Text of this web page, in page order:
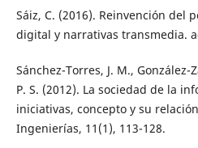
Sáiz, C. (2016). Reinvención del
digital y narrativas transmedia.
Sánchez-Torres, J. M.,
P. S. (2012). La sociedad de la
iniciativas, concepto y su
Ingenierías, 11(1), 113-128.